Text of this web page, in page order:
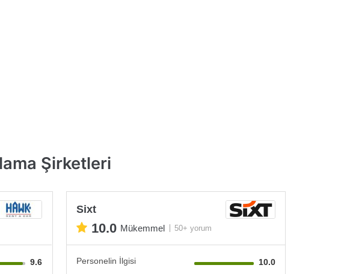
Şirketleri
9.6
Sixt
10.0 Mükemmel 50+ yorum
Personelin İlgisi
10.0